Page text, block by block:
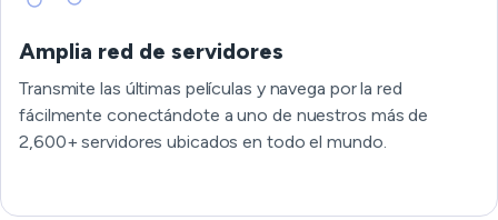
Amplia red de servidores
Transmite las últimas películas y navega por la red
fácilmente conectándote a uno de nuestros más de
2,600+ servidores ubicados en todo el mundo.